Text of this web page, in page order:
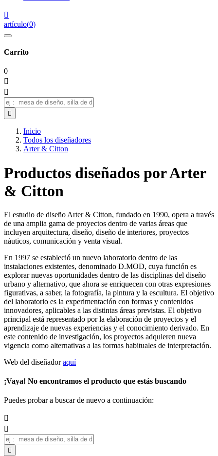

artículo(0)
Carrito
0



Inicio
Todos los diseñadores
Arter & Citton
Productos diseñados por Arter
& Citton
El estudio de diseño Arter & Citton, fundado en 1990, opera a través
de una amplia gama de proyectos dentro de varias áreas que
incluyen arquitectura, diseño, diseño de interiores, proyectos
náuticos, comunicación y venta visual.
En 1997 se estableció un nuevo laboratorio dentro de las
instalaciones existentes, denominado D.MOD, cuya función es
explorar nuevas oportunidades dentro de las disciplinas del diseño
urbano y alternativo, que ahora se enriquecen con otras expresiones
figurativas, a saber, la fotografía, la pintura y la escultura. El objetivo
del laboratorio es la experimentación con formas y contenidos
innovadores, aplicables a las distintas áreas previstas. El objetivo
principal está representado por la elaboración de proyectos y el
aprendizaje de nuevas experiencias y el conocimiento derivado. En
este contenido de investigación, los proyectos adquieren nueva
vigencia como alternativas a las formas habituales de interpretación.
Web del diseñadoraquí
¡Vaya! No encontramos el producto que estás buscando
Puedes probar a buscar de nuevo a continuación:


